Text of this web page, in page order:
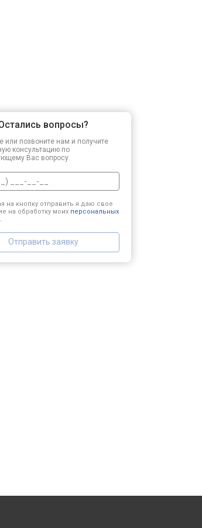
вопросы?
или позвоните нам и получите
консультацию по
Вас вопросу.
на кнопку отправить я даю свое
на обработку моих персональных
Отправить заявку